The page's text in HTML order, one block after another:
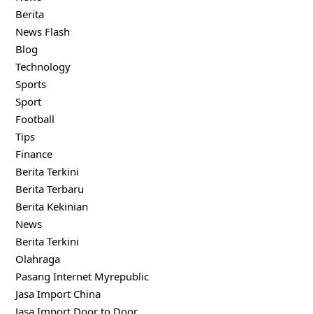
Berita
News Flash
Blog
Technology
Sports
Sport
Football
Tips
Finance
Berita Terkini
Berita Terbaru
Berita Kekinian
News
Berita Terkini
Olahraga
Pasang Internet Myrepublic
Jasa Import China